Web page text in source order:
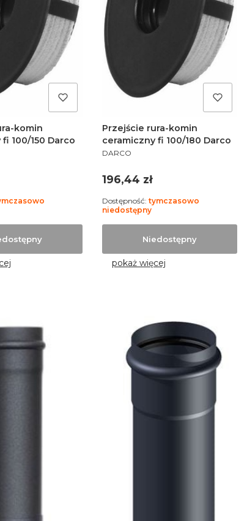
komin
100/150 Darco
Przejście rura-komin
ceramiczny fi 100/180 Darco
PRODUCENT
DARCO
Cena
196,44 zł
Niedostępny
Dostępność: tymczasowo
niedostępny
pokaż więcej